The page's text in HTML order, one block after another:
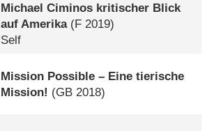
Michael Ciminos kritischer Blick
auf Amerika(F 2019)
Self
Mission Possible – Eine tierische
Mission! (GB 2018)